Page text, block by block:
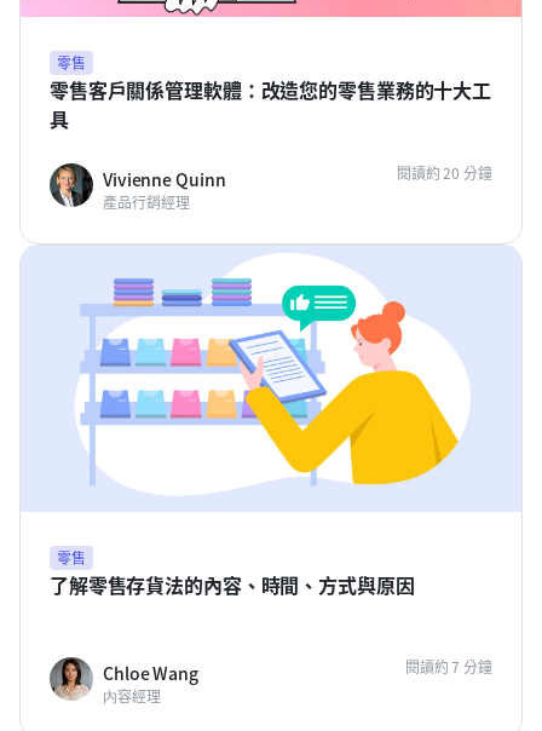
零售
零售客戶關係管理軟體：改造您的零售業務的十大工
具
Vivienne Quinn
產品行銷經理
閱讀約 20 分鐘
零售
了解零售存貨法的內容、時間、方式與原因
Chloe Wang
内容經理
閱讀約 7 分鐘